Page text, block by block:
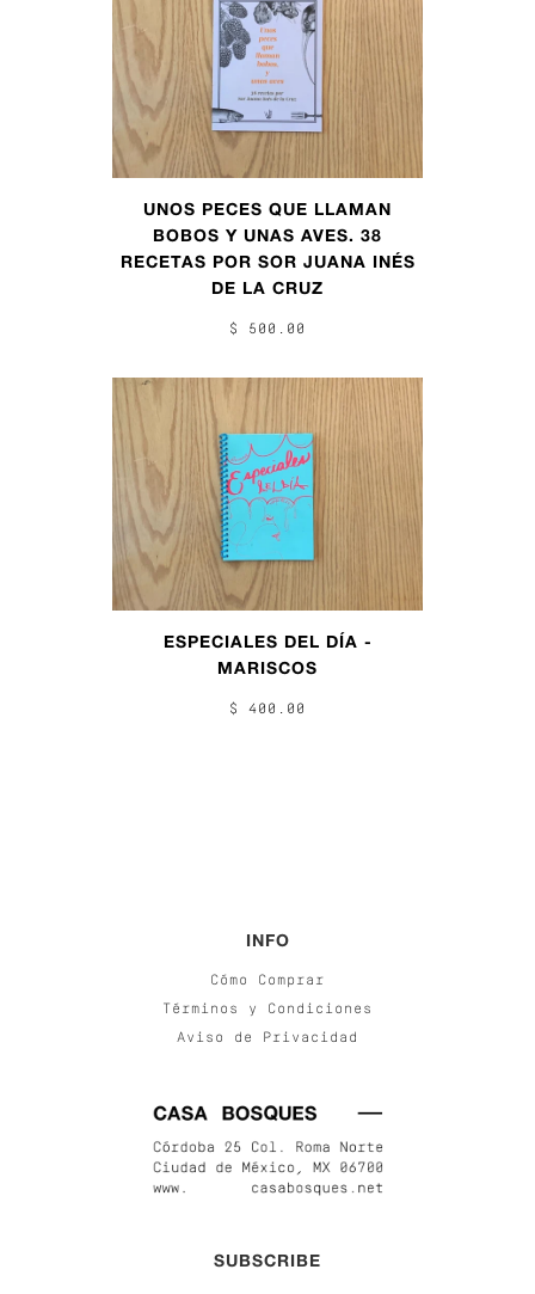
UNOS PECES QUE LLAMAN
BOBOS Y UNAS AVES. 38
RECETAS POR SOR JUANA INÉS
DE LA CRUZ
$ 500.00
ESPECIALES DEL DÍA -
MARISCOS
$ 400.00
INFO
Cómo Comprar
Términos y Condiciones
Aviso de Privacidad
SUBSCRIBE